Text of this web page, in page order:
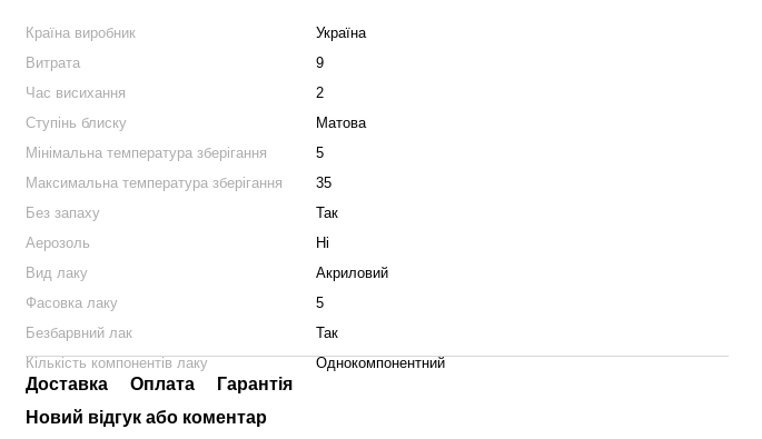
Країна виробник
Україна
Витрата
9
Час висихання
2
Ступінь блиску
Матова
Мінімальна температура зберігання
5
Максимальна температура зберігання
35
Без запаху
Так
Аерозоль
Ні
Вид лаку
Акриловий
Фасовка лаку
5
Безбарвний лак
Так
Кількість компонентів лаку
Однокомпонентний
Доставка Оплата
Гарантія
Новий відгук або коментар